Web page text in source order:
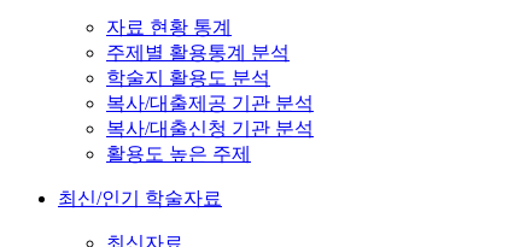
자료 현황 통계
주제별 활용통계 분석
학술지 활용도 분석
복사/대출제공 기관 분석
복사/대출신청 기관 분석
활용도 높은 주제
최신/인기 학술자료
최신자료